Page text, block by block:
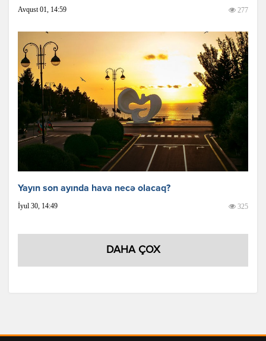
Avqust 01, 14:59 277
Yayın son ayında hava necə olacaq?
İyul 30, 14:49 325
DAHA ÇOX